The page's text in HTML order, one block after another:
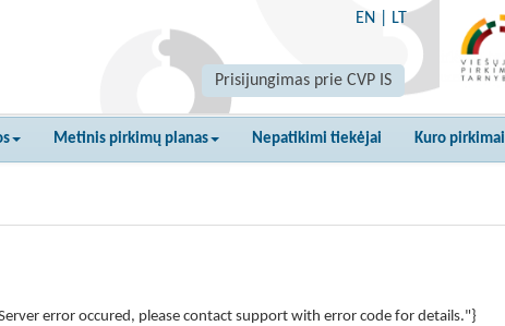
EN LT
Prisijungimas prie CVP IS
Metinis pirkimų planas Nepatikimi tiekėjai Kuro pirkimai
error occured, please contact support with error code for details."}